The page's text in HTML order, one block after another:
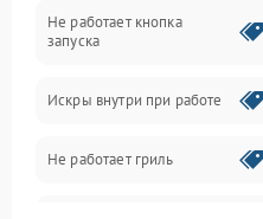
Нагрев и приготовление
Программное обеспечение
Не работает кнопка
запуска
Искры внутри при работе
Не работает гриль